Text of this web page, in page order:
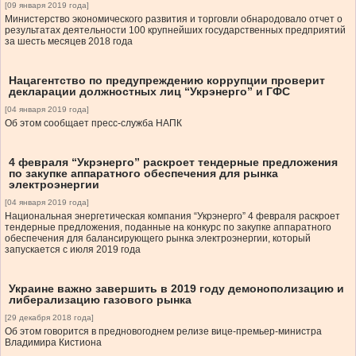
[09 января 2019 года]
Министерство экономического развития и торговли обнародовало отчет о
результатах деятельности 100 крупнейших государственных предприятий
за шесть месяцев 2018 года
Нацагентство по предупреждению коррупции проверит
декларации должностных лиц “Укрэнерго” и ГФС
[04 января 2019 года]
Об этом сообщает пресс-служба НАПК
4 февраля “Укрэнерго” раскроет тендерные предложения
по закупке аппаратного обеспечения для рынка
электроэнергии
[04 января 2019 года]
Национальная энергетическая компания “Укрэнерго” 4 февраля раскроет
тендерные предложения, поданные на конкурс по закупке аппаратного
обеспечения для балансирующего рынка электроэнергии, который
запускается с июля 2019 года
Украине важно завершить в 2019 году демонополизацию и
либерализацию газового рынка
[29 декабря 2018 года]
Об этом говорится в предновогоднем релизе вице-премьер-министра
Владимира Кистиона